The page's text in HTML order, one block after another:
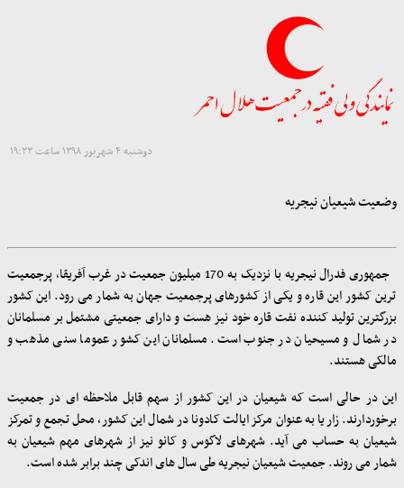
دوشنبه ۴ شهریور ۱۳۹۸ ساعت ۱۹:۳۳
وضعیت شیعیان نیجریه
جمهوری فدرال نیجریه با نزدیک به 170 میلیون جمعیت در غرب آفریقا، پرجمعیت
ترین کشور این قاره و یکی از کشورهای پرجمعیت جهان به شمار می رود. این کشور
بزرگترین تولید کننده نفت قاره خود نیز هست و دارای جمعیتی مشتمل بر مسلمانان
در شمال و مسیحیان در جنوب است. مسلمانان این کشور عموما سنی مذهب و
مالکی هستند.
این در حالی است که شیعیان در این کشور از سهم قابل ملاحظه ای در جمعیت
برخوردارند. زاریا به عنوان مرکز ایالت کادونا در شمال این کشور، محل تجمع و تمرکز
شیعیان به حساب می آید. شهرهای لاگوس و کانو نیز از شهرهای مهم شیعیان به
شمار می روند. جمعیت شیعیان نیجریه طی سال های اندکی چند برابر شده است.